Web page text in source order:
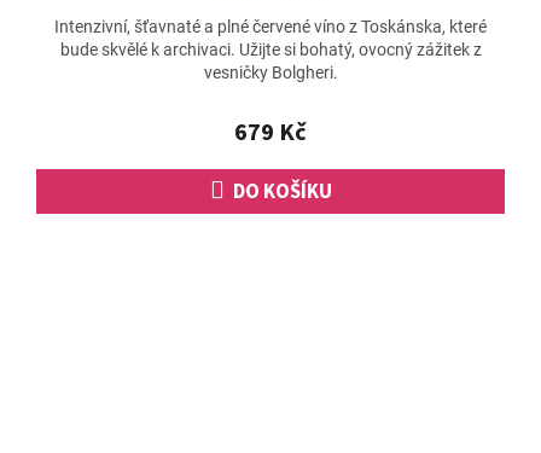
produktu
je
5,0
5
hvězdiček.
679 Kč
DO KOŠÍKU
Intenzivní, šťavnaté a plné červené víno z Toskánska, které
bude skvělé k archivaci. Užijte si bohatý, ovocný zážitek z
vesničky Bolgheri.